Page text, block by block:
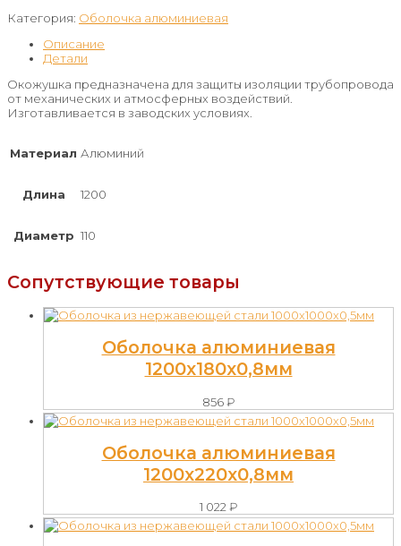
Категория: Оболочка алюминиевая
Описание
Детали
Окожушка предназначена для защиты изоляции трубопровода
от механических и атмосферных воздействий.
Изготавливается в заводских условиях.
Материал Алюминий
Длина 1200
Диаметр 110
Сопутствующие товары
Оболочка алюминиевая
1200х180х0,8мм
856₽
Оболочка алюминиевая
1200х220х0,8мм
1 022 ₽